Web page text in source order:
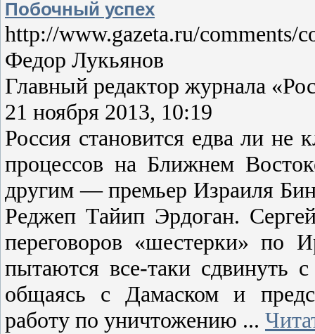
Побочный успех
http://www.gazeta.ru/comments/
Федор Лукьянов
Главный редактор журнала
21 ноября 2013, 10:19
Россия становится едва ли не
процессов на Ближнем
другим — премьер Израиля
Реджеп Тайип Эрдоган.
переговоров «шестерки» по
пытаются все-таки сдвинуть
общаясь с Дамаском и
работу по уничтожению ...